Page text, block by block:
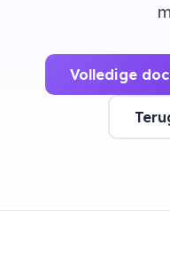
Volledige